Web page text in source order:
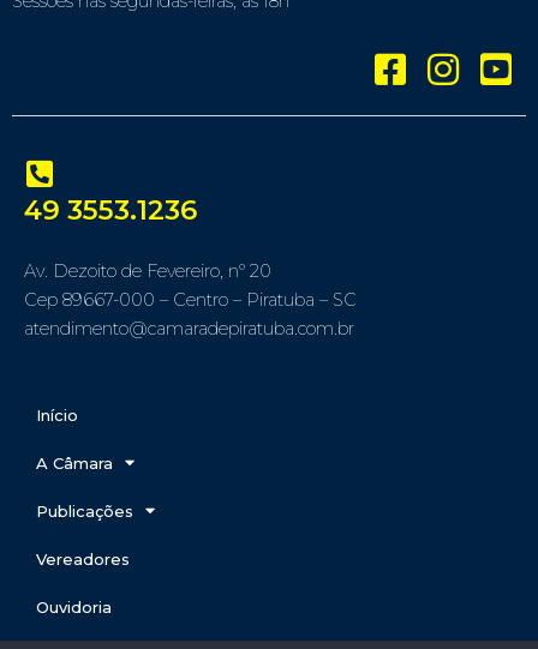
49 3553.1236
Av. Dezoito de Fevereiro, nº 20
Cep 89667-000 – Centro – Piratuba – SC
atendimento@camaradepiratuba.com.br
Início
A Câmara
Publicações
Vereadores
Ouvidoria